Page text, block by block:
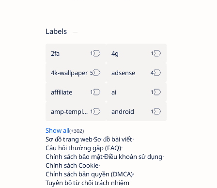
Labels
2fa 4g
4k-wallpaper adsense
affiliate ai
amp-template android
Sơ đồ trang webSơ đồ bài viết
Câu hỏi thường gặp (FAQ)
Chính sách bảo mậtĐiều khoản sử dụng
Chính sách Cookie
Chính sách bản quyền (DMCA)
Tuyên bố từ chối trách nhiệm